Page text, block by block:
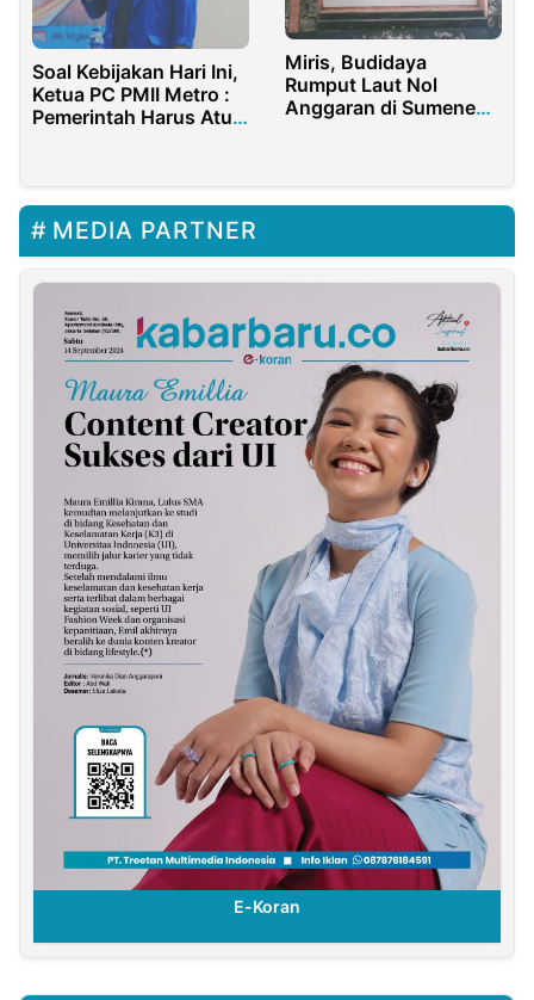
Soal Kebijakan Hari Ini,
Ketua PC PMII Metro :
Pemerintah Harus Atur
Miris, Budidaya
Rumput Laut Nol
Anggaran di Sumenep
MEDIA PARTNER
E-Koran